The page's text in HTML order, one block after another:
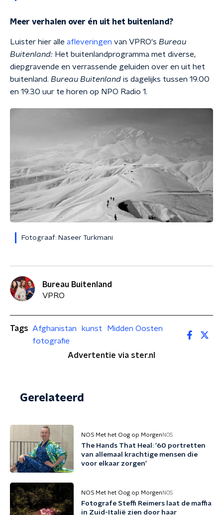
Meer verhalen over én uit het buitenland?
Luister hier alle afleveringen van VPRO's Bureau
Buitenland: Het buitenlandprogramma met diverse,
diepgravende en verrassende geluiden over en uit het
buitenland. Bureau Buitenland is dagelijks tussen 19.00
en 19.30 uur te horen op NPO Radio 1.
Fotograaf: Naseer Turkmani
Bureau Buitenland
VPRO
Tags Afghanistan kunst
Midden Oosten
fotografie
Advertentie via ster.nl
Gerelateerd
NOS Met het Oog op Morgen NOS
The Hands That Heal: '60 portretten
van allemaal krachtige mensen die
voor elkaar zorgen'
NOS Met het Oog op Morgen NOS
Fotografe Steffi Reimers laat de maffia
in Zuid-Italië zien door haar